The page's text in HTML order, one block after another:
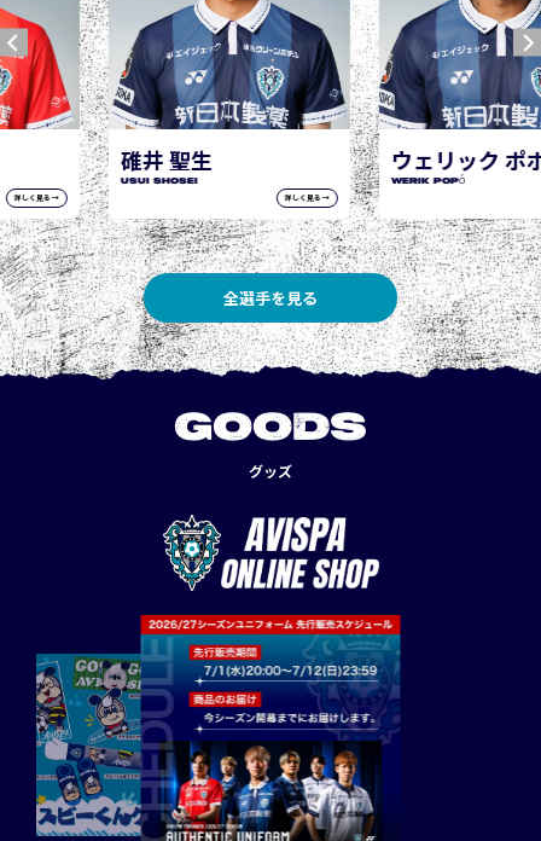
詳しく見る →
ウェリック ポポ
WERIK POPÓ
詳しく見る →
全選手を見る
GOODS
グッズ